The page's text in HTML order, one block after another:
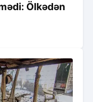
Ölkədən